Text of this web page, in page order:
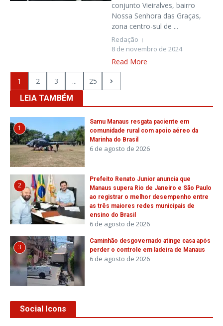
conjunto Vieiralves, bairro
Nossa Senhora das Graças,
zona centro-sul de ...
Redação
8 de novembro de 2024
Read More
1 2 3 ...
25
LEIA TAMBÉM
1
Samu Manaus resgata paciente em
comunidade rural com apoio aéreo da
Marinha do Brasil
6 de agosto de 2026
2
Prefeito Renato Junior anuncia que
Manaus supera Rio de Janeiro e São Paulo
ao registrar o melhor desempenho entre
as três maiores redes municipais de
ensino do Brasil
6 de agosto de 2026
3
Caminhão desgovernado atinge casa após
perder o controle em ladeira de Manaus
6 de agosto de 2026
Social Icons